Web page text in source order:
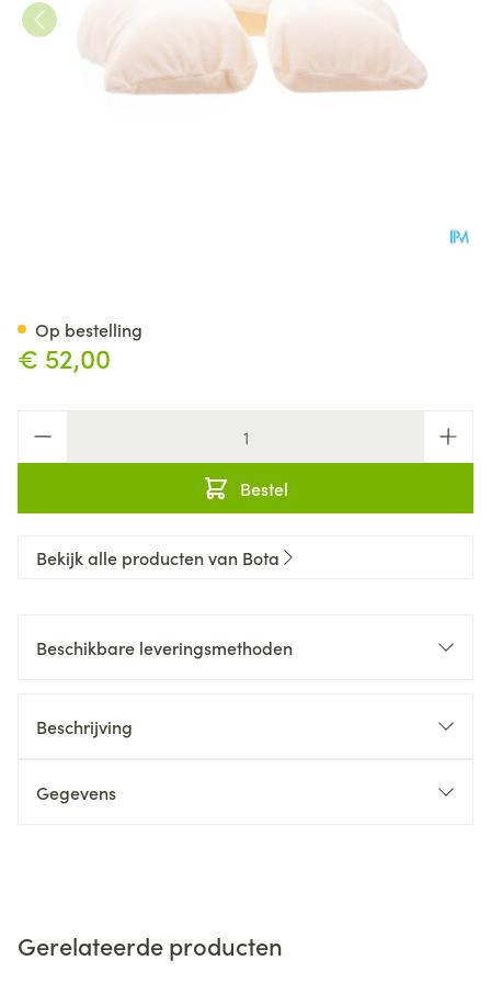
€ 52,00
Bestel
Op bestelling
Bekijk alle producten van Bota
Beschikbare leveringsmethoden
Beschrijving
Gegevens
Gerelateerde producten